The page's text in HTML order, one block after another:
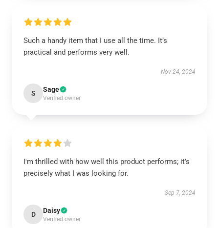
Such a handy item that I use all the time. It’s
practical and performs very well.
Nov 24, 2024
S Sage
Verified owner
I'm thrilled with how well this product performs; it’s
precisely what I was looking for.
Sep 7, 2024
D Daisy
Verified owner